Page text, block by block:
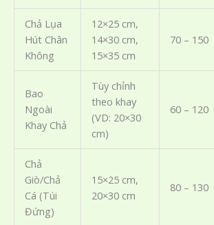
Chả Lụa
Hút Chân
Không
12×25 cm,
14×30 cm,
15×35 cm
70 – 150
Bao
Ngoài
Khay Chả
Tùy chỉnh
theo khay
(VD: 20×30
cm)
60 – 120
Chả
Giò/Chả
Cá (Túi
Đứng)
15×25 cm,
20×30 cm
80 – 130